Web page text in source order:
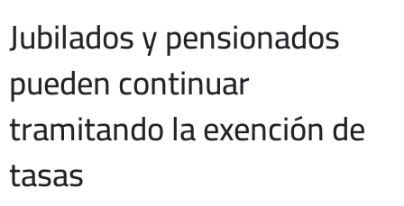
Jubilados y pensionados
pueden continuar
tramitando la exención de
tasas